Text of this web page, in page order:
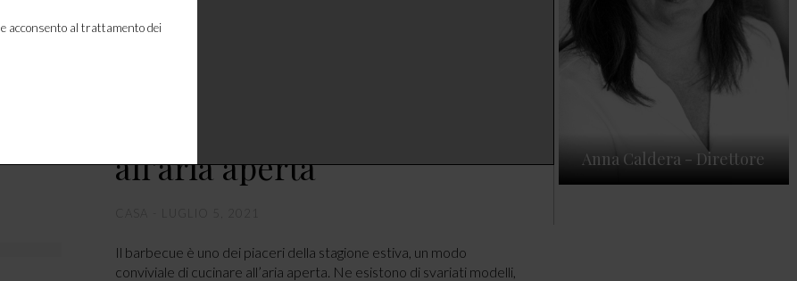
all’aria aperta
Il barbecue è uno dei piaceri della stagione estiva, un modo
conviviale di cucinare all’aria aperta. Ne esistono di svariati modelli,
e acconsento al trattamento dei